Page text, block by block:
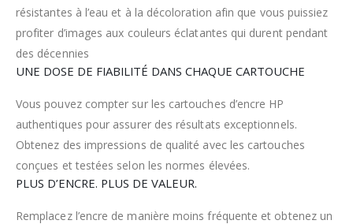
résistantes à l’eau et à la décoloration afin que vous puissiez
profiter d’images aux couleurs éclatantes qui durent pendant
des décennies
UNE DOSE DE FIABILITÉ DANS CHAQUE CARTOUCHE
Vous pouvez compter sur les cartouches d’encre HP
authentiques pour assurer des résultats exceptionnels.
Obtenez des impressions de qualité avec les cartouches
conçues et testées selon les normes élevées.
PLUS D’ENCRE. PLUS DE VALEUR.
Remplacez l’encre de manière moins fréquente et obtenez un